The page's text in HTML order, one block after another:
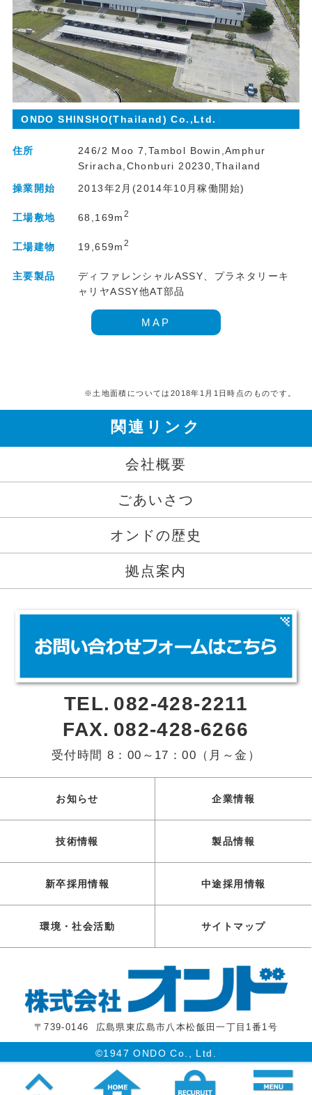
ONDO SHINSHO(Thailand) Co.,Ltd.
住所
246/2 Moo 7,Tambol Bowin,Amphur
Sriracha,Chonburi 20230,Thailand
操業開始
2013年2月(2014年10月稼働開始)
工場敷地 68,169m 2
工場建物 19,659m 2
主要製品
ディファレンシャルASSY、プラネタリーキ
ャリヤASSY他AT部品
MAP
※土地面積については2018年1月1日時点のものです。
関連リンク
会社概要
ごあいさつ
オンドの歴史
拠点案内
TEL. 082-428-2211
FAX. 082-428-6266
受付時間 8：00～17：00（月～金）
お知らせ 企業情報
技術情報 製品情報
新卒採用情報 中途採用情報
環境・社会活動 サイトマップ
〒739-0146 広島県東広島市八本松飯田一丁目1番1号
©1947 ONDO Co., Ltd.